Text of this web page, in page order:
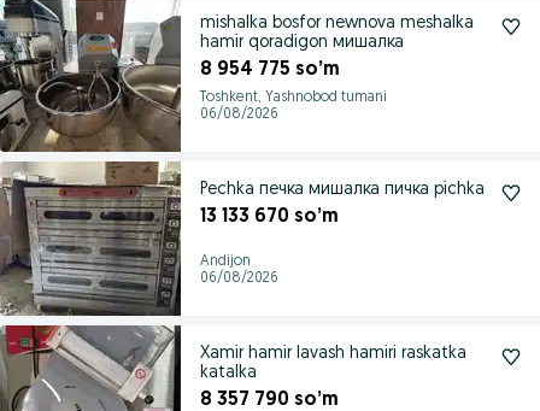
mishalka bosfor newnova meshalka
hamir qoradigon мишалка
8 954 775 so’m
Toshkent, Yashnobod tumani
06/08/2026
Pechka печка мишалка пичка pichka
13 133 670 so’m
Andijon
06/08/2026
Xamir hamir lavash hamiri raskatka
katalka
8 357 790 so’m